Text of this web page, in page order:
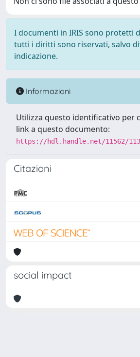
I documenti in IRIS sono protetti
tutti i diritti sono riservati, salvo
indicazione.
Informazioni
Utilizza questo identificativo per
link a questo documento:
https://hdl.handle.net/11562/
Citazioni
social impact